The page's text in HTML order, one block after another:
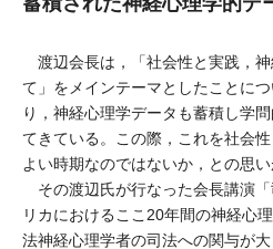
渡辺会長は，「社会性と実践，
て」をメインテーマとしたことに
り，神経心理学データも蓄積し学
てきている。この際，これを社会
よい時期なのではないか，との思
その渡辺氏が行なった会長講演
リカにおけるここ20年間の神経心
法神経心理学者の司法への関与が